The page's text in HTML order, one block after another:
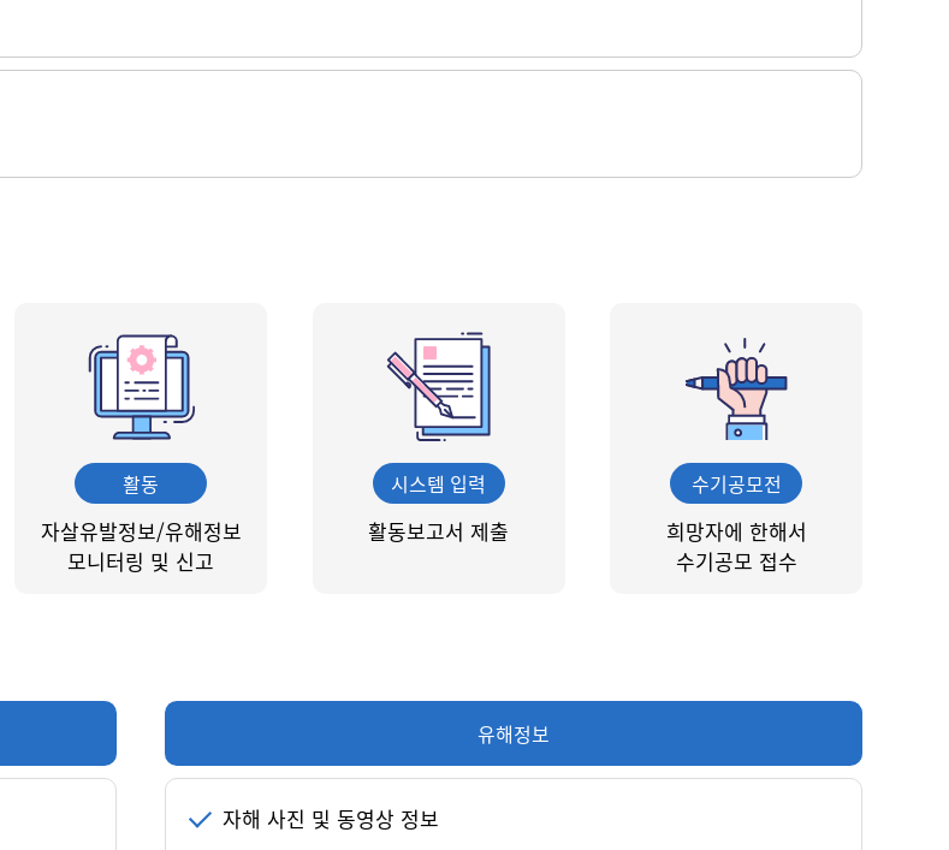
활동
자살유발정보/유해정보
모니터링 및 신고
시스템 입력
활동보고서 제출
수기공모전
희망자에 한해서
수기공모 접수
유해정보
자해 사진 및 동영상 정보